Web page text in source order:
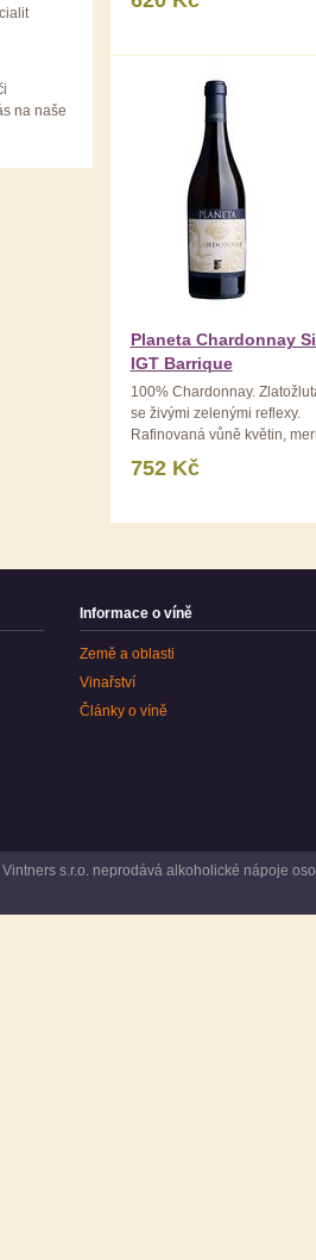
na naše
středomořské vůně
Planeta Chardonnay
IGT Barrique
100% Chardonnay.
se živými zelenými reflexy.
Rafinovaná vůně květin,
752 Kč
Informace o víně
Země a oblasti
Vinařství
Články o víně
s.r.o. neprodává alkoholické nápoje